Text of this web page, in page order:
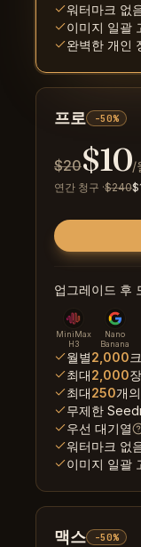
프로 -50%
$20$10/
연간 청구 ·$240$
업그레이드 후
MiniMax
H3
Nano
Banana
월별2,000
최대2,000
최대250개
무제한
우선 대기열
워터마크 없
이미지 일괄
워터마크 없
이미지 일괄
완벽한 개인
맥스 -50%